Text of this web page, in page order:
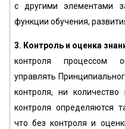
с другими элементами
функции обучения,
3. Контроль и оценка
контроля процессом
управлять
контроля, ни
контроля определяются
что без контроля и